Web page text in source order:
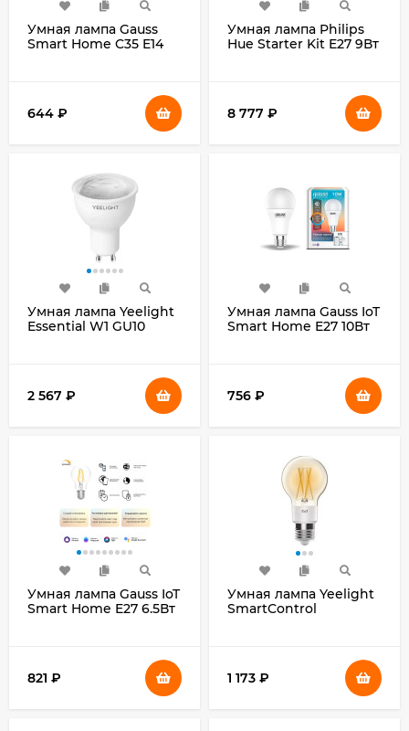
Умная лампа Gauss
Smart Home C35 E14
644 ₽
Умная лампа Philips
Hue Starter Kit E27 9Вт
8 777 ₽
Умная лампа Yeelight
Essential W1 GU10
2 567 ₽
Умная лампа Gauss IoT
Smart Home E27 10Вт
756 ₽
Умная лампа Gauss IoT
Smart Home E27 6.5Вт
821 ₽
Умная лампа Yeelight
SmartControl
1 173 ₽